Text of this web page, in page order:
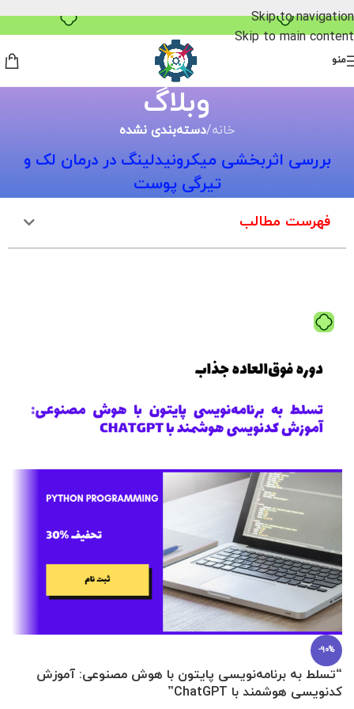
خرید قسطی با ترب‌پی
Skip to navigation
Skip to main content
منو
وبلاگ
خانه/دسته‌بندی نشده
بررسی اثربخشی میکرونیدلینگ در درمان لک و
تیرگی پوست
فهرست مطالب
-90%
“تسلط به برنامه‌نویسی پایتون با هوش مصنوعی: آموزش
کدنویسی هوشمند با ChatGPT”